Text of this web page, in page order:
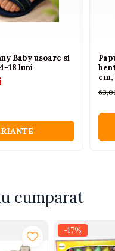
Baby usoare si
18 luni
cm,
cumparat
-17%